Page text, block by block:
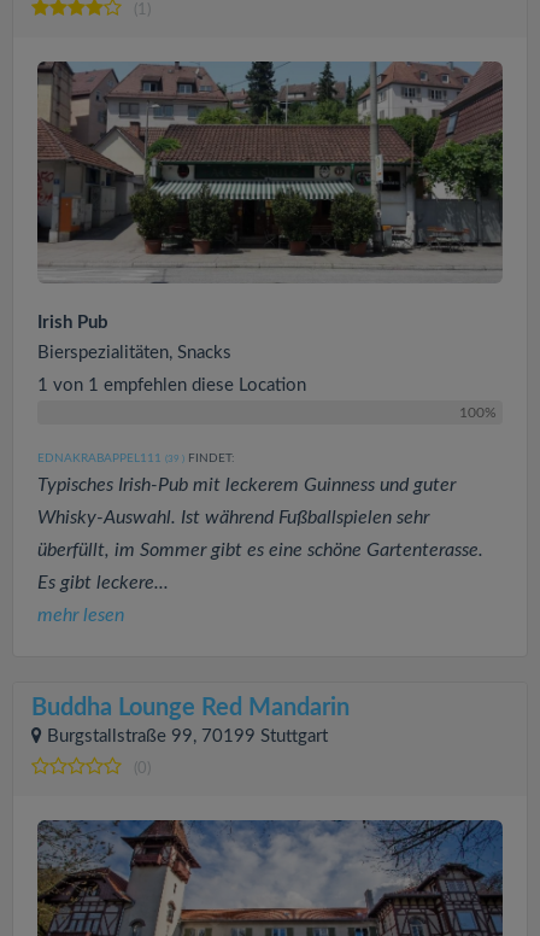
(1)
Irish Pub
Bierspezialitäten, Snacks
1 von 1 empfehlen diese Location
100%
EDNAKRABAPPEL111 (39 ) FINDET:
Typisches Irish-Pub mit leckerem Guinness und guter
Whisky-Auswahl. Ist während Fußballspielen sehr
überfüllt, im Sommer gibt es eine schöne Gartenterasse.
Es gibt leckere...
mehr lesen
Buddha Lounge Red Mandarin
Burgstallstraße 99, 70199 Stuttgart
(0)